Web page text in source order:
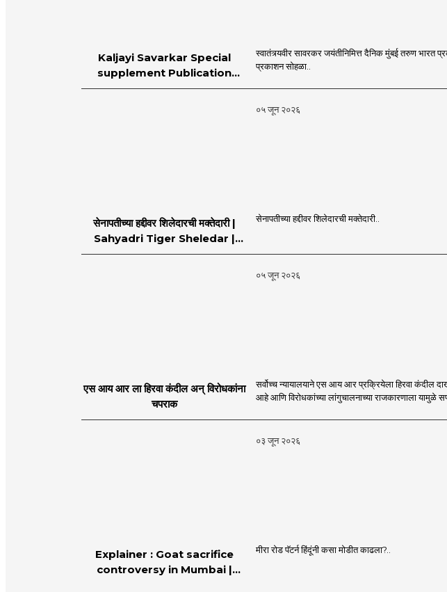
Kaljayi Savarkar Special
supplement Publication
Programme in Dahanu |
स्वातंत्र्यवीर सावरकर जयंतीनिमित्त दैनिक मुंबई तरुण भारत
प्रकाशन सोहळा..
०५ जून २०२६
सेनापतीच्या हद्दीवर शिलेदारची मक्तेदारी |
Sahyadri Tiger Sheledar |
MahaMTB
सेनापतीच्या हद्दीवर शिलेदारची मक्तेदारी..
०५ जून २०२६
एस आय आर ला हिरवा कंदील अन् विरोधकांना
चपराक
सर्वोच्च न्यायालयाने एस आय आर प्रक्रियेला हिरवा कंदील दाखवून देशाच्या अखंडतेला सर्वोच्च प्राधान्य दिले
आहे आणि
०३ जून २०२६
Explainer : Goat sacrifice
controversy in Mumbai |
मीरा रोड पॅटर्न हिंदूंनी कसा मोडीत काढला?..